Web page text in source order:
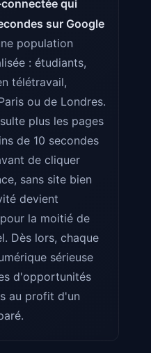
qui
sur Google
population
: étudiants,
télétravail,
ou de Londres.
plus les pages
de 10 secondes
de cliquer
sans site bien
devient
la moitié de
Dès lors, chaque
sérieuse
d'opportunités
au profit d'un